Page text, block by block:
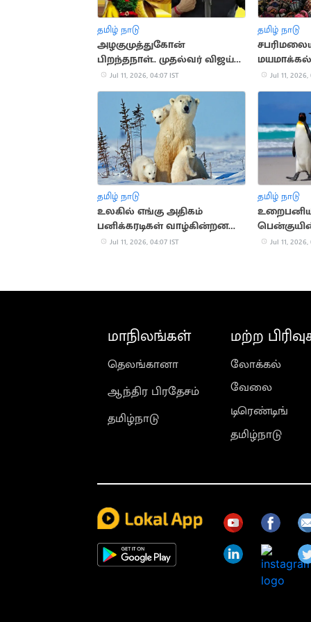
தமிழ் நாடு
அழகுமுத்துகோன்
பிறந்தநாள்.. முதல்வர் விஜய்
வீர வணக்கம்
Jul 11, 2026, 04:07 IST
தமிழ் நாடு
தயார்
Jul 11, 2026,
தமிழ் நாடு
உலகில் எங்கு அதிகம்
பனிக்கரடிகள் வாழ்கின்றன
தெரியுமா?
Jul 11, 2026, 04:07 IST
தமிழ் நாடு
Jul 11, 2026,
மாநிலங்கள்
தெலங்கானா
ஆந்திர பிரதேசம்
தமிழ்நாடு
மற்ற
லோக்கல்
வேலை
டிரெண்டிங்
தமிழ்நாடு